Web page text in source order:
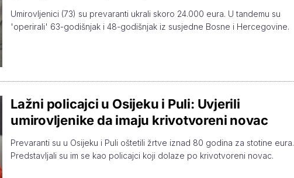
Umirovljenici (73) su prevaranti ukrali skoro 24.000 eura. U tandemu su
'operirali' 63-godišnjak i 48-godišnjak iz susjedne Bosne i Hercegovine.
Lažni policajci u Osijeku i Puli: Uvjerili
umirovljenike da imaju krivotvoreni novac
Prevaranti su u Osijeku i Puli oštetili žrtve iznad 80 godina za stotine eura.
Predstavljali su im se kao policajci koji dolaze po krivotvoreni novac.